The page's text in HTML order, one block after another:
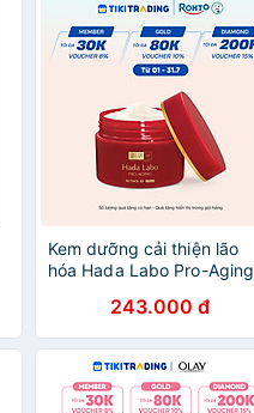
Kem dưỡng cải thiện lão
hóa Hada Labo Pro-Aging
243.000 đ